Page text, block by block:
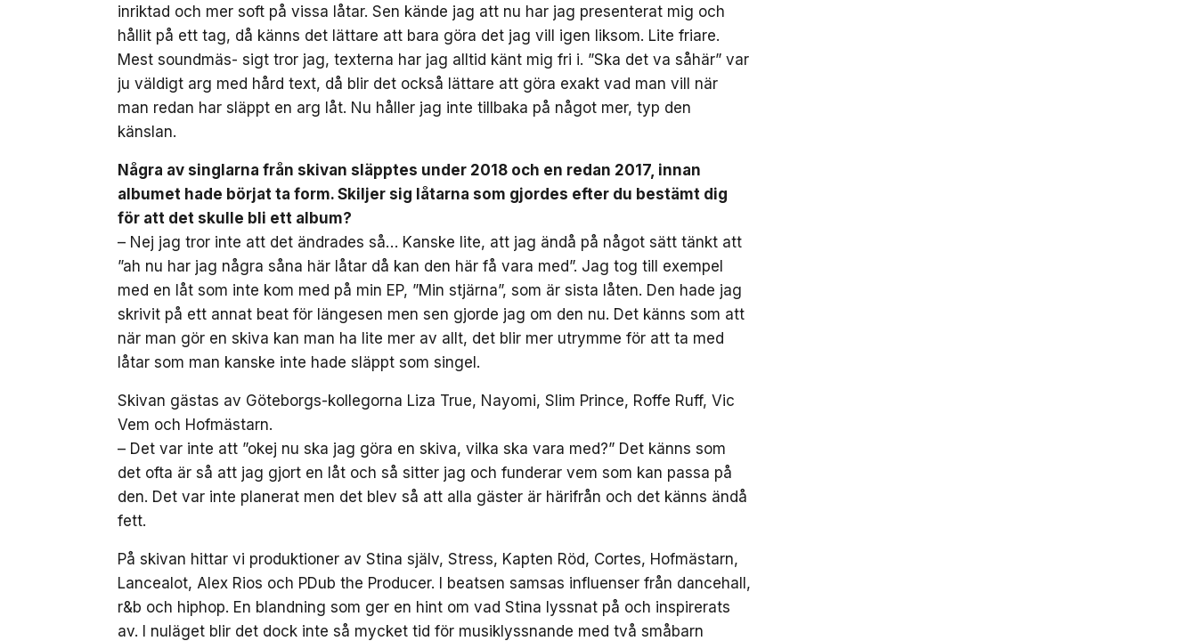
inriktad och mer soft på vissa låtar. Sen kände jag att nu har jag presenterat mig och
hållit på ett tag, då känns det lättare att bara göra det jag vill igen liksom. Lite friare.
Mest soundmäs- sigt tror jag, texterna har jag alltid känt mig fri i. ”Ska det va såhär” var
ju väldigt arg med hård text, då blir det också lättare att göra exakt vad man vill när
man redan har släppt en arg låt. Nu håller jag inte tillbaka på något mer, typ den
känslan.
Några av singlarna från skivan släpptes under 2018 och en redan 2017, innan
albumet hade börjat ta form. Skiljer sig låtarna som gjordes efter du bestämt dig
för att det skulle bli ett album?
– Nej jag tror inte att det ändrades så… Kanske lite, att jag ändå på något sätt tänkt att
”ah nu har jag några såna här låtar då kan den här få vara med”. Jag tog till exempel
med en låt som inte kom med på min EP, ”Min stjärna”, som är sista låten. Den hade jag
skrivit på ett annat beat för längesen men sen gjorde jag om den nu. Det känns som att
när man gör en skiva kan man ha lite mer av allt, det blir mer utrymme för att ta med
låtar som man kanske inte hade släppt som singel.
Skivan gästas av Göteborgs-kollegorna Liza True, Nayomi, Slim Prince, Roffe Ruff, Vic
Vem och Hofmästarn.
– Det var inte att ”okej nu ska jag göra en skiva, vilka ska vara med?” Det känns som
det ofta är så att jag gjort en låt och så sitter jag och funderar vem som kan passa på
den. Det var inte planerat men det blev så att alla gäster är härifrån och det känns ändå
fett.
På skivan hittar vi produktioner av Stina själv, Stress, Kapten Röd, Cortes, Hofmästarn,
Lancealot, Alex Rios och PDub the Producer. I beatsen samsas influenser från dancehall,
r&b och hiphop. En blandning som ger en hint om vad Stina lyssnat på och inspirerats
av. I nuläget blir det dock inte så mycket tid för musiklyssnande med två småbarn